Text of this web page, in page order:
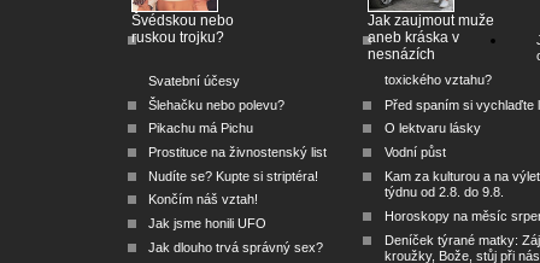
Švédskou nebo
ruskou trojku?
Svatební účesy
Šlehačku nebo polevu?
Pikachu má Pichu
Prostituce na živnostenský list
Nudíte se? Kupte si striptéra!
Končím náš vztah!
Jak jsme honili UFO
Jak dlouho trvá správný sex?
Jak zaujmout muže
aneb kráska v
nesnázích
toxického vztahu?
Před spaním si vychlaďte
O lektvaru lásky
Vodní půst
Kam za kulturou a na
týdnu od 2.8. do 9.8.
Horoskopy na měsíc
Deníček týrané matky:
kroužky, Bože, stůj při nás